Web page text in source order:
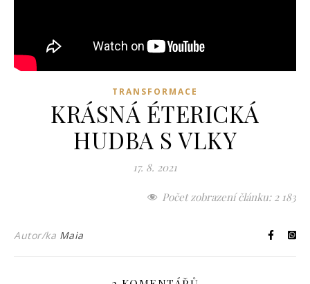
TRANSFORMACE
KRÁSNÁ ÉTERICKÁ
HUDBA S VLKY
17. 8. 2021
Počet zobrazení článku: 2 183
Autor/ka Maia